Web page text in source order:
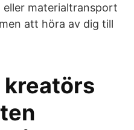
eller materialtransport
att höra av dig till